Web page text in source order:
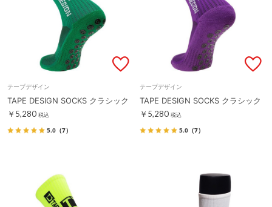
テープデザイン
TAPE DESIGN SOCKS クラシック
￥5,280 税込
5.0 （7）
テープデザイン
TAPE DESIGN SOCKS クラシック
￥5,280 税込
5.0 （7）